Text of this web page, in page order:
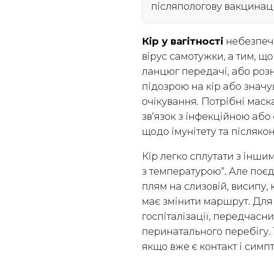
післяпологову
Кір у вагітності
вірус самотужки, а тим,
ланцюг передачі, або
підозрою на кір або
очікування. Потрібні
зв’язок з інфекційною
щодо імунітету та
Кір легко сплутати з
з температурою”. Але
плям на слизовій,
має змінити маршрут. Для
госпіталізації,
перинатального
якщо вже є контакт і